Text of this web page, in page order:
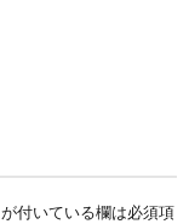
が付いている欄は必須項